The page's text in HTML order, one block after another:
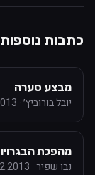
כתבות
מבצע סערה
יובל בורוביץ׳·
מהפכת
נבו שפיר·